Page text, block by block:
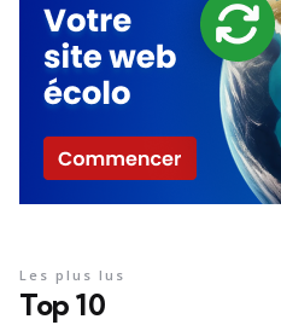
Top 10
Les plus lus